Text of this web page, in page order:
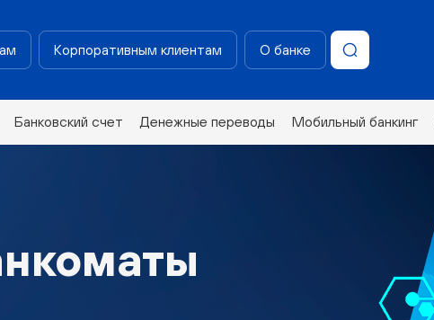
Корпоративным клиентам О банке
Банковский счет Денежные переводы Мобильный банкинг